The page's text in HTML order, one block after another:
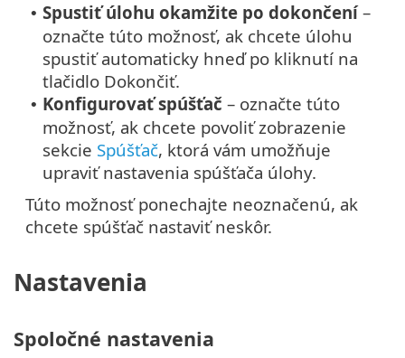
• Spustiť úlohu okamžite po dokončení–
označte túto možnosť, ak chcete úlohu
spustiť automaticky hneď po kliknutí na
tlačidlo Dokončiť.
• Konfigurovať spúšťač – označte túto
možnosť, ak chcete povoliť zobrazenie
sekcie Spúšťač, ktorá vám umožňuje
upraviť nastavenia spúšťača úlohy.
Túto možnosť ponechajte neoznačenú, ak
chcete spúšťač nastaviť neskôr.
Nastavenia
Spoločné nastavenia